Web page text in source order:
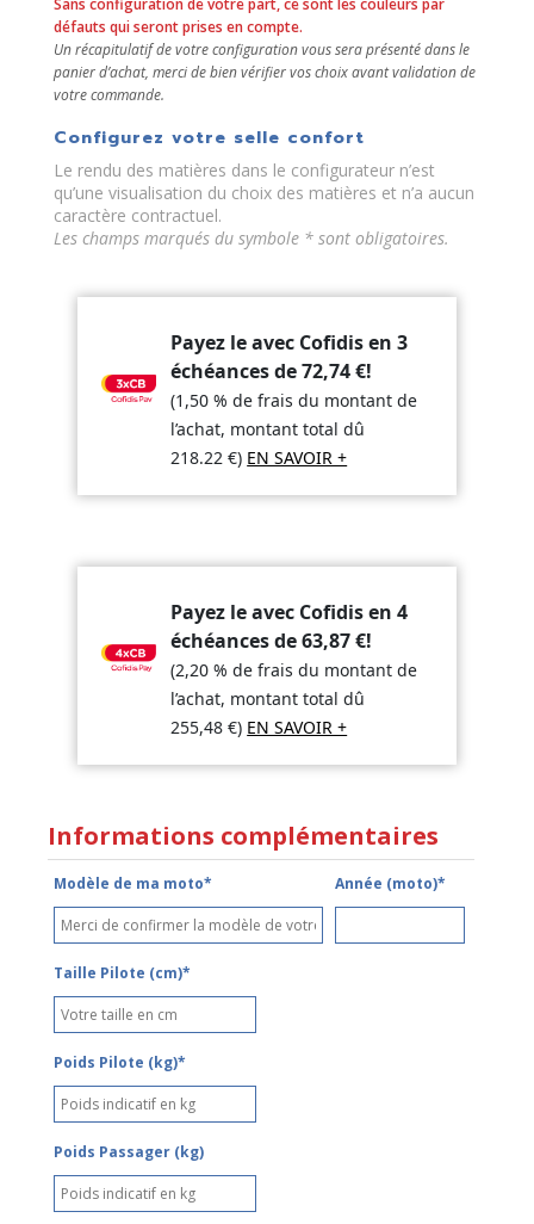
enter
the
product
configurator
(next
element)
défauts qui seront prises en compte.
Un récapitulatif de votre configuration vous sera présenté dans le
panier d’achat, merci de bien vérifier vos choix avant validation de
votre commande.
Configurez votre selle confort
Le rendu des matières dans le configurateur n’est
qu’une visualisation du choix des matières et n’a aucun
caractère contractuel.
Les champs marqués du symbole * sont obligatoires.
Payez le avec Cofidis en 3
échéances de72,74€!
(1,50 % de frais du montant de
l’achat, montant total dû
218.22€) EN SAVOIR +
Payez le avec Cofidis en 4
échéances de63,87€!
(2,20 % de frais du montant de
l’achat, montant total dû
255,48€) EN SAVOIR +
Informations complémentaires
Modèle de ma moto* Année (moto)*
Taille Pilote (cm)*
Poids Pilote (kg)*
Poids Passager (kg)